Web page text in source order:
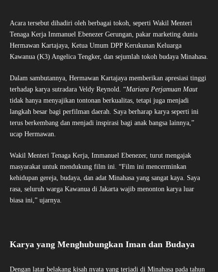
Acara tersebut dihadiri oleh berbagai tokoh, seperti Wakil Menteri
Tenaga Kerja Immanuel Ebenezer Gerungan, pakar marketing dunia
Hermawan Kartajaya, Ketua Umum DPP Kerukunan Keluarga
Kawanua (K3) Angelica Tengker, dan sejumlah tokoh budaya Minahasa.
Dalam sambutannya, Hermawan Kartajaya memberikan apresiasi tinggi
terhadap karya sutradara Veldy Reynold. “Mariara Perjamuan Maut
tidak hanya menyajikan tontonan berkualitas, tetapi juga menjadi
langkah besar bagi perfilman daerah. Saya berharap karya seperti ini
terus berkembang dan menjadi inspirasi bagi anak bangsa lainnya,”
ucap Hermawan.
Wakil Menteri Tenaga Kerja, Immanuel Ebenezer, turut mengajak
masyarakat untuk mendukung film ini. “Film ini mencerminkan
kehidupan gereja, budaya, dan adat Minahasa yang sangat kaya. Saya
rasa, seluruh warga Kawanua di Jakarta wajib menonton karya luar
biasa ini,” ujarnya.
Karya yang Menghubungkan Iman dan Budaya
Dengan latar belakang kisah nyata yang terjadi di Minahasa pada tahun